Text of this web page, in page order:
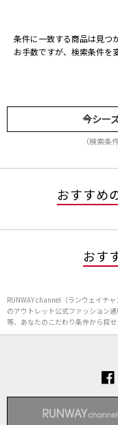
条件に一致する商品は見つ
お手数ですが、検索条件を
今シー
（検索条
おすすめ
おす
RUNWAY channel（ランウェイチ
のアウトレット公式ファッション
等、あなたのこだわり条件から探